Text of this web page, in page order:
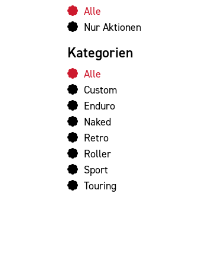
Alle
Nur Aktionen
Kategorien
Alle
Custom
Enduro
Naked
Retro
Roller
Sport
Touring